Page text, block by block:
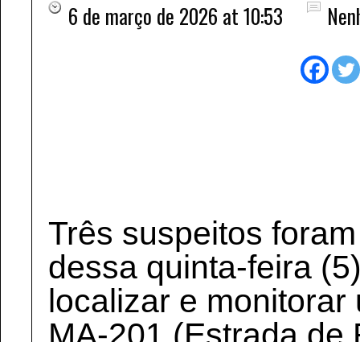
6 de março de 2026 at 10:53
Três suspeitos
dessa quinta-feira
localizar e